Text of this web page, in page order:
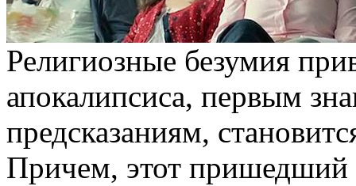
Религиозные безумия
апокалипсиса, первым
предсказаниям,
Причем, этот пришедший